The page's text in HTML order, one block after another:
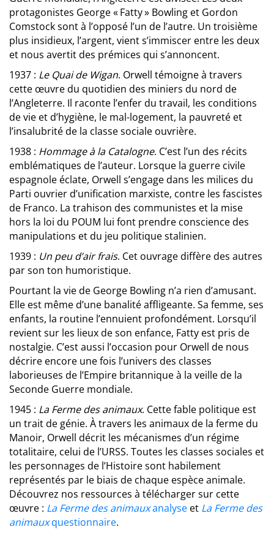
protagonistes George « Fatty » Bowling et Gordon
Comstock sont à l’opposé l’un de l’autre. Un troisième
plus insidieux, l’argent, vient s’immiscer entre les deux
et nous avertit des prémices qui s’annoncent.
1937 : Le Quai de Wigan. Orwell témoigne à travers
cette œuvre du quotidien des miniers du nord de
l’Angleterre. Il raconte l’enfer du travail, les conditions
de vie et d’hygiène, le mal-logement, la pauvreté et
l’insalubrité de la classe sociale ouvrière.
1938 : Hommage à la Catalogne. C’est l’un des récits
emblématiques de l’auteur. Lorsque la guerre civile
espagnole éclate, Orwell s’engage dans les milices du
Parti ouvrier d’unification marxiste, contre les fascistes
de Franco. La trahison des communistes et la mise
hors la loi du POUM lui font prendre conscience des
manipulations et du jeu politique stalinien.
1939 : Un peu d’air frais. Cet ouvrage diffère des autres
par son ton humoristique.
Pourtant la vie de George Bowling n’a rien d’amusant.
Elle est même d’une banalité affligeante. Sa femme, ses
enfants, la routine l’ennuient profondément. Lorsqu’il
revient sur les lieux de son enfance, Fatty est pris de
nostalgie. C’est aussi l’occasion pour Orwell de nous
décrire encore une fois l’univers des classes
laborieuses de l’Empire britannique à la veille de la
Seconde Guerre mondiale.
1945 : La Ferme des animaux. Cette fable politique est
un trait de génie. À travers les animaux de la ferme du
Manoir, Orwell décrit les mécanismes d’un régime
totalitaire, celui de l’URSS. Toutes les classes sociales et
les personnages de l’Histoire sont habilement
représentés par le biais de chaque espèce animale.
Découvrez nos ressources à télécharger sur cette
œuvre : La Ferme des animauxanalyse et La Ferme des
animauxquestionnaire.